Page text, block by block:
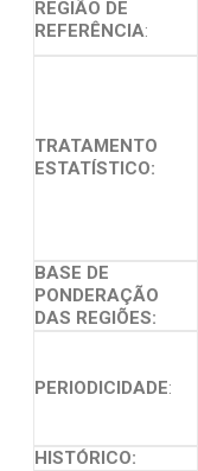
REGIÃO DE
REFERÊNCIA:
TRATAMENTO
ESTATÍSTICO:
BASE DE
PONDERAÇÃO
DAS REGIÕES:
PERIODICIDADE:
HISTÓRICO: